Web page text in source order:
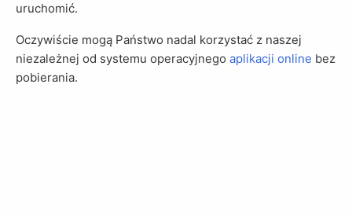
uruchomić.
Oczywiście mogą Państwo nadal korzystać z naszej
niezależnej od systemu operacyjnego aplikacji online bez
pobierania.